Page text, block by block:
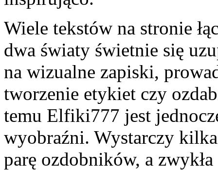
Wiele tekstów na stronie
dwa światy świetnie się
na wizualne zapiski,
tworzenie etykiet czy
temu Elfiki777 jest
wyobraźni. Wystarczy
parę ozdobników, a